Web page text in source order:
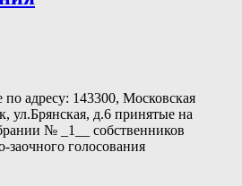
адресу: 143300, Московская
ул.Брянская, д.6 принятые на
№ _1__ собственников
голосования